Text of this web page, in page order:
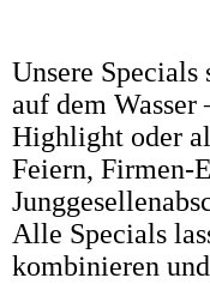
Unsere Specials
auf dem Wasser
Highlight oder
Feiern, Firmen-
Alle Specials
kombinieren